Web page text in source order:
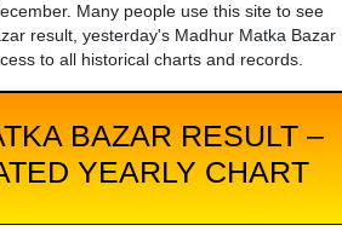
Many people use this site to see
result, yesterday's Madhur Matka Bazar
to all historical charts and records.
BAZAR RESULT –
YEARLY CHART